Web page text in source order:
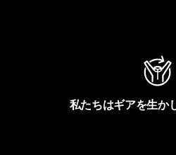
私たちはギアを生か